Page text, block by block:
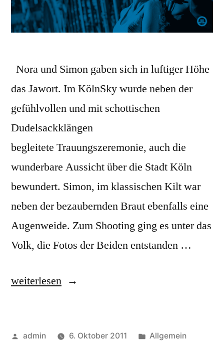
Nora und Simon gaben sich in luftiger Höhe
das Jawort. Im KölnSky wurde neben der
gefühlvollen und mit schottischen
Dudelsackklängen
begleitete Trauungszeremonie, auch die
wunderbare Aussicht über die Stadt Köln
bewundert. Simon, im klassischen Kilt war
neben der bezaubernden Braut ebenfalls eine
Augenweide. Zum Shooting ging es unter das
Volk, die Fotos der Beiden entstanden …
„Schottenhochzeit
weiterlesen
Veröffentlicht
admin 6. Oktober 2011 Veröffentlicht
Allgemein